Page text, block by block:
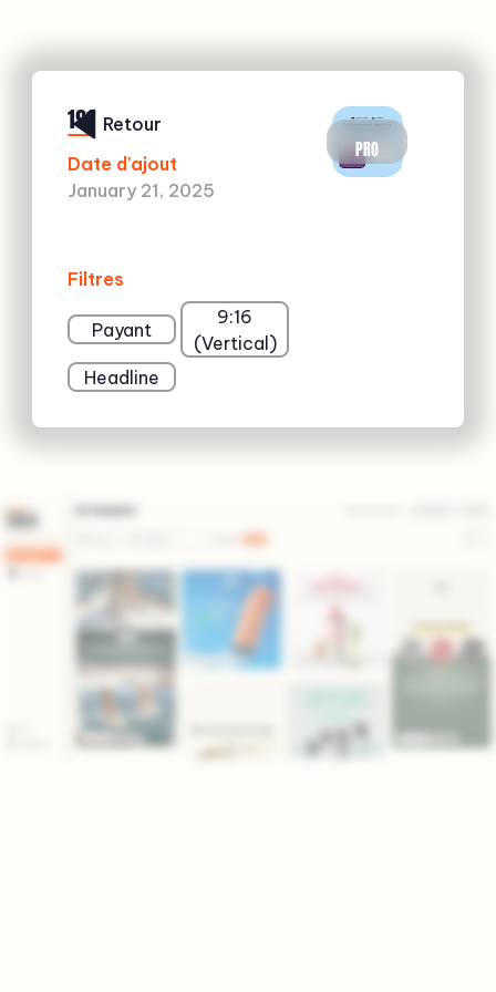
191
Date d'ajout
January 21, 2025
Filtres
Payant
9:16
(Vertical)
Headline
PRO
Retour